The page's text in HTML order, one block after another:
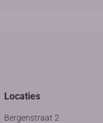
Locaties
Bergenstraat 2